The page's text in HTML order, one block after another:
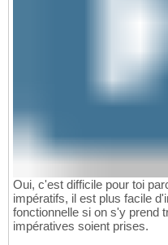
Oui, c'est difficile pour toi
impératifs, il est plus facile
fonctionnelle si on s'y prend
impératives soient prises.